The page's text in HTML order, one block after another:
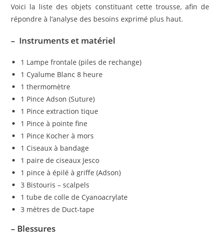
Voici la liste des objets constituant cette trousse, afin de
répondre à l’analyse des besoins exprimé plus haut.
– Instruments et matériel
1 Lampe frontale (piles de rechange)
1 Cyalume Blanc 8 heure
1 thermomètre
1 Pince Adson (Suture)
1 Pince extraction tique
1 Pince à pointe fine
1 Pince Kocher à mors
1 Ciseaux à bandage
1 paire de ciseaux Jesco
1 pince à épilé à griffe (Adson)
3 Bistouris – scalpels
1 tube de colle de Cyanoacrylate
3 mètres de Duct-tape
– Blessures